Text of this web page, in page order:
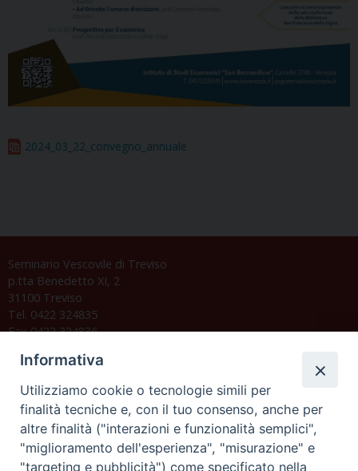
2024_03_22_convegno_annuale
Seminario Vescovile di Treviso
p.tta Benedetto XI, 2
31100 Treviso
Tel. 0422 324835
Fax 0422 324836
Orario di segreteria
Informativa
Utilizziamo cookie o tecnologie simili per
finalità tecniche e, con il tuo consenso, anche per
altre finalità ("interazioni e funzionalità semplici",
"miglioramento dell'esperienza", "misurazione" e
"targeting e pubblicità") come specificato nella